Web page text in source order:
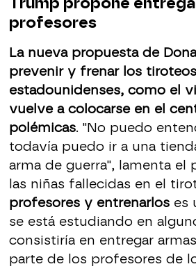
profesores
La nueva propuesta de
prevenir y frenar los
estadounidenses, como el
vuelve a colocarse en el
polémicas. "No puedo
todavía puedo ir a una
arma de guerra", lamenta el
las niñas fallecidas en el
profesores y entrenarloses
se está estudiando en
consistiría en entregar
parte de los profesores de